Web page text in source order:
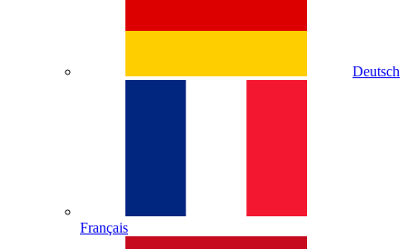
Deutsch
Français